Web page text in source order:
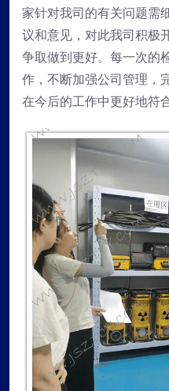
家针对我司的有关问题需
议和意见，对此我司积极
争取做到更好。每一次的
作，不断加强公司管理，
在今后的工作中更好地符